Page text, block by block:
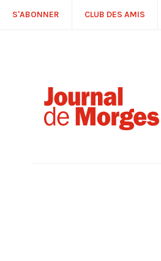
S'ABONNER CLUB DES AMIS